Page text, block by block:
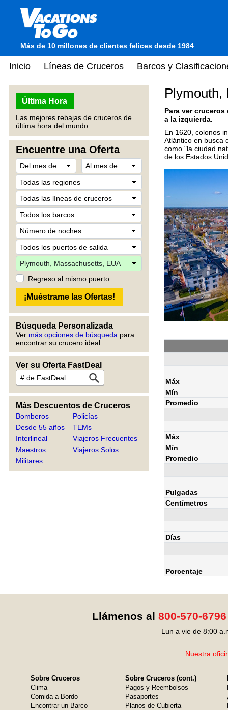
Más de 10 millones de clientes felices desde 1984
Inicio Líneas de Cruceros Barcos y
Última Hora
Las mejores rebajas de cruceros de
última hora del mundo.
Encuentre una Oferta
Regreso al mismo puerto
Búsqueda Personalizada
Ver más opciones de búsqueda para
encontrar su crucero ideal.
Ver su Oferta FastDeal
Más Descuentos de Cruceros
Bomberos
Desde 55 años
Interlineal
Maestros
Militares
Policías
TEMs
Viajeros Frecuentes
Viajeros Solos
Plymouth,
Para ver
a la izquierda.
En 1620, colonos
Atlántico en busca
como "la ciudad
de los Estados
Máx
Mín
Promedio
Máx
Mín
Promedio
Pulgadas
Centímetros
Días
Porcentaje
Llámenos al 800-570-6796
Lun a vie de 8:00
Nuestra
Sobre Cruceros
Clima
Comida a Bordo
Encontrar un Barco
Sobre Cruceros (cont.)
Pagos y Reembolsos
Pasaportes
Planos de Cubierta